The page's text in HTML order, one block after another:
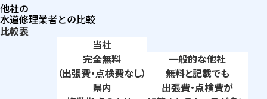
他社の
水道修理業者との比較
比較表
当社
完全無料
（出張費・点検費なし）
県内
一般的な他社
無料と記載でも
出張費・点検費が